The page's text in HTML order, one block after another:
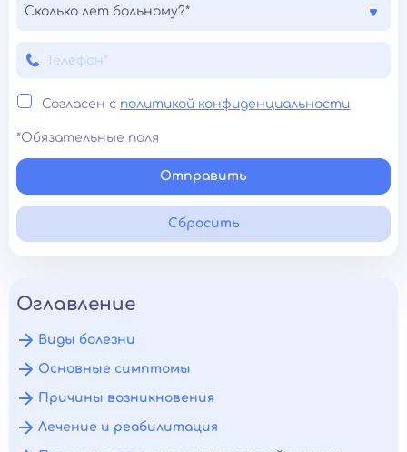
Сколько лет больному?*
Согласен с политикой конфиденциальности
*Обязательные поля
Отправить
Сбросить
Оглавление
Виды болезни
Основные симптомы
Причины возникновения
Лечение и реабилитация